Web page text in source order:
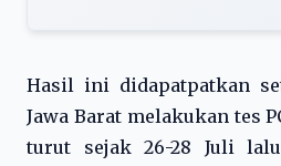
Hasil ini didapatpatkan
Jawa Barat melakukan tes
turut sejak 26-28 Juli